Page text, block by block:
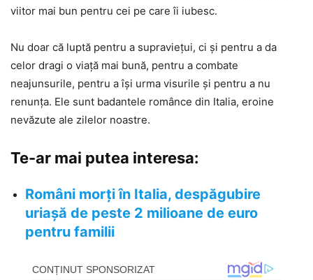
viitor mai bun pentru cei pe care îi iubesc.
Nu doar că luptă pentru a supraviețui, ci și pentru a da
celor dragi o viață mai bună, pentru a combate
neajunsurile, pentru a își urma visurile și pentru a nu
renunța. Ele sunt badantele românce din Italia, eroine
nevăzute ale zilelor noastre.
Te-ar mai putea interesa:
Români morți în Italia, despăgubire
uriașă de peste 2 milioane de euro
pentru familii